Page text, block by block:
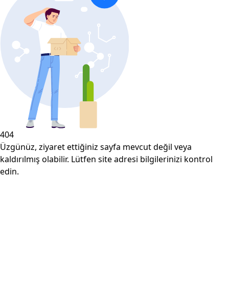
404
Üzgünüz, ziyaret ettiğiniz sayfa mevcut değil veya
kaldırılmış olabilir. Lütfen site adresi bilgilerinizi kontrol
edin.